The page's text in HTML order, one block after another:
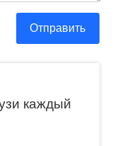
Отправить
каждый